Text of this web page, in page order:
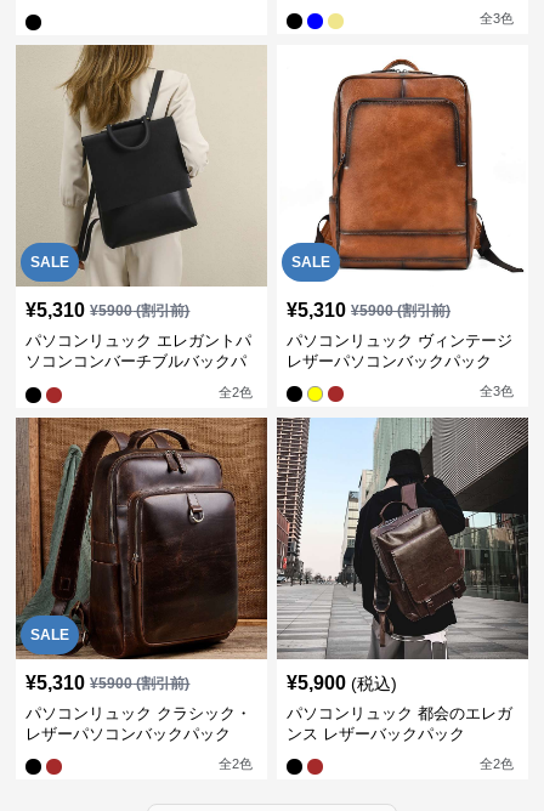
全3色
SALE
¥5,310 ¥5900(割引前)
パソコンリュック エレガントパ
ソコンコンバーチブルバックパ
全2色
SALE
¥5,310 ¥5900(割引前)
パソコンリュック ヴィンテージ
レザーパソコンバックパック
全3色
SALE
¥5,310 ¥5900(割引前)
パソコンリュック クラシック・
レザーパソコンバックパック
全2色
¥5,900 (税込)
パソコンリュック 都会のエレガ
ンス レザーバックパック
全2色